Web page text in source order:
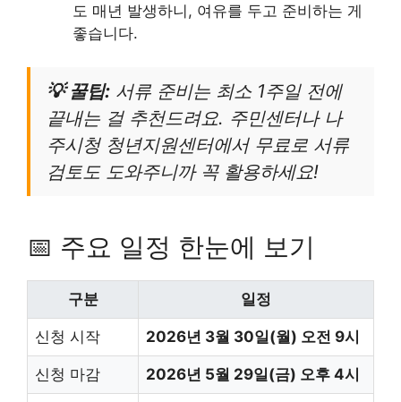
도 매년 발생하니, 여유를 두고 준비하는 게
좋습니다.
💡 꿀팁: 서류 준비는 최소 1주일 전에
끝내는 걸 추천드려요. 주민센터나 나
주시청 청년지원센터에서 무료로 서류
검토도 도와주니까 꼭 활용하세요!
📅 주요 일정 한눈에 보기
구분 일정
신청 시작 2026년 3월 30일(월) 오전 9시
신청 마감 2026년 5월 29일(금) 오후 4시